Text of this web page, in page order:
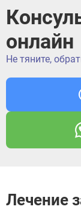
онлайн
Не тяните,
Лечение
Рошаль
Хотьково
Зарайск
Куровское